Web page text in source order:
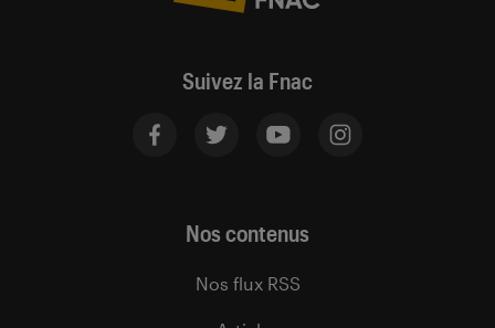
Suivez la Fnac
Nos contenus
Nos flux RSS